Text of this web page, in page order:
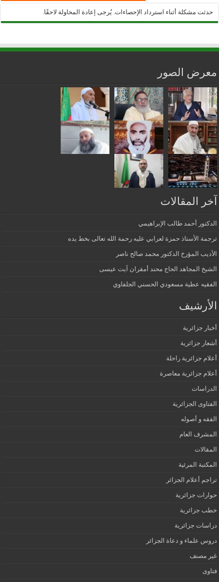
حدثت مشكلة أثناء استرداد الإحصاءات. يُرجى إعادة المحاولة لاحقًا.
معرض الصور
آخر المقالات
الدكتور أحمد طالب الإبراهيمي
ترجمة الأستاذ حمزة لعرابي عليه رحمة الله تعالى بخط يده
الأديب المؤرخ الدكتور محمد صالح ناصر
الشيخ المجاهد الحاج محند أمقران آيت عيسى
الفقيه عطية مسعودي الحسني الجلفاوي
الأرشيف
أخبار جزائرية
أشعار جزائرية
أعلام جزائرية راحلة
أعلام جزائرية معاصرة
الدراسات
الفتاوى الجزائرية
الفقه و أصوله
المشرف العام
المقالات
المكتبة المرئية
تراجم أعلام الجزائر
حوارات جزائرية
خطب جزائرية
دراسات جزائرية
دروس علماء و دعاة الجزائر
غير مصنف
فتاوى